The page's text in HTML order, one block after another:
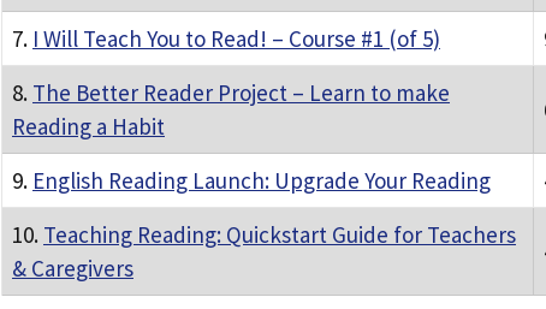
7. I Will Teach You to Read! – Course #1 (of 5)
8. The Better Reader Project – Learn to make
Reading a Habit
9. English Reading Launch: Upgrade Your Reading
10. Teaching Reading: Quickstart Guide for Teachers
& Caregivers